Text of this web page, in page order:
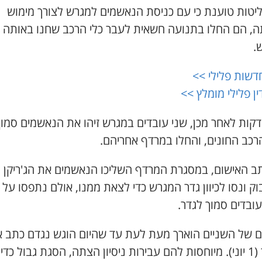
טוענת כי עם כניסת הנאשמים למגרש לצורך מימוש
הם החלו בתנועה חשאית לעבר כלי הרכב שחנו
פלילי >>
פלילי מומלץ >>
לאחר מכן, שני עובדים במגרש זיהו את הנאשמים
החונים, והחלו במרדף אחריהם.
האישום, במסגרת המרדף השליכו הנאשמים את הג'ריקן
ונסו לכיוון גדר המגרש כדי לצאת ממנו, אולם נתפסו על
סמוך לגדר.
של השניים הוארך מעת לעת עד שהיום הוגש נגדם כתב
כאמור (1 יוני). מיוחסות להם עבירות ניסיון הצתה, הסגת גבול כדי